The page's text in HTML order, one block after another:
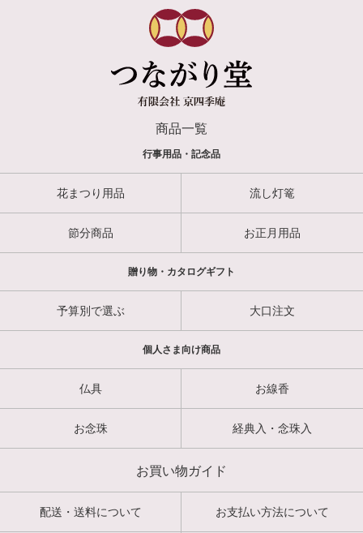
商品一覧
行事用品・記念品
花まつり用品 流し灯篭
節分商品 お正月用品
贈り物・カタログギフト
予算別で選ぶ 大口注文
個人さま向け商品
仏具 お線香
お念珠 経典入・念珠入
お買い物ガイド
配送・送料について お支払い方法について